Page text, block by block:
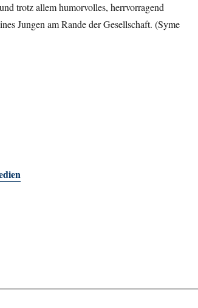
trotz allem humorvolles, herrvorragend
Jungen am Rande der Gesellschaft. (Syme